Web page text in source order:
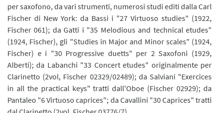
per saxofono, da vari strumenti, numerosi studi editi dalla Carl
Fischer di New York: da Bassi i "27 Virtuoso studies" (1922,
Fischer 061); da Gatti i "35 Melodious and technical etudes"
(1924, Fischer), gli "Studies in Major and Minor scales" (1924,
Fischer) e i "30 Progressive duetts" per 2 Saxofoni (1929,
Alberti); da Labanchi "33 Concert etudes" originalmente per
Clarinetto (2vol, Fischer 02329/02489); da Salviani "Exercices
in all the practical keys" tratti dall'Oboe (Fischer 02929); da
Pantaleo "6 Virtuoso caprices"; da Cavallini "30 Caprices" tratti